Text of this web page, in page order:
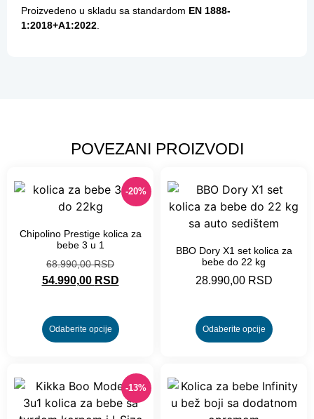
Proizvedeno u skladu sa standardom EN 1888-
1:2018+A1:2022
POVEZANI PROIZVODI
-20%
Chipolino Prestige kolica za
bebe 3 u 1
68.990,00RSD
54.990,00 RSD
Odaberite opcije
BBO Dory X1 set kolica za
bebe do 22 kg
28.990,00 RSD
Odaberite opcije
-13%